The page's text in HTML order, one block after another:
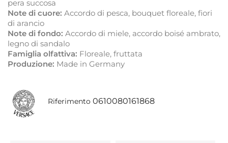
pera succosa
Note di cuore: Accordo di pesca, bouquet floreale, fiori
di arancio
Note di fondo: Accordo di miele, accordo boisé ambrato,
legno di sandalo
Famiglia olfattiva: Floreale, fruttata
Produzione: Made in Germany
Riferimento 0610080161868